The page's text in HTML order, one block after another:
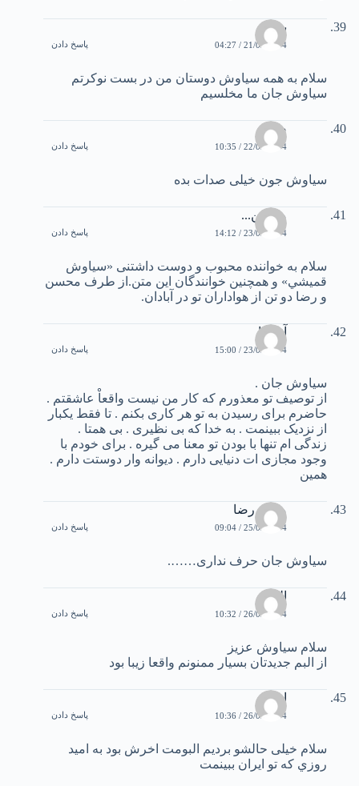
بهادر
21/02/2004 / 04:27 پاسخ دادن
سلام به همه سياوش دوستان من در بست نوکرتم
سياوش جان ما مخلسيم
صادق
22/02/2004 / 10:35 پاسخ دادن
سياوش جون خيلی صدات بده
محسن...
23/02/2004 / 14:12 پاسخ دادن
سلام به خواننده محبوب و دوست داشتنی «سياوش
قميشي» و همچنين خوانندگان اين متن.از طرف محسن
و رضا دو تن از هواداران تو در آبادان.
آناهيتا
23/02/2004 / 15:00 پاسخ دادن
سياوش جان .
از توصيف تو معذورم که کار من نيست واقعاْ عاشقتم .
حاضرم برای رسيدن به تو هر کاری بکنم . تا فقط يکبار
از نزديک ببينمت . به خدا که بی نظيری . بی همتا .
زندگی ام تنها با بودن تو معنا می گيره . برای خودم با
وجود مجازی ات دنيايی دارم . ديوانه وار دوستت دارم .
همين
محمد رضا
25/02/2004 / 09:04 پاسخ دادن
سياوش جان حرف نداری…….
الهام
26/02/2004 / 10:32 پاسخ دادن
سلام سیاوش عزیز
از البم جدیدتان بسیار ممنونم واقعا زیبا بود
ازاده
26/02/2004 / 10:36 پاسخ دادن
سلام خيلی حالشو برديم البومت اخرش بود به اميد
روزي که تو ایران ببینمت